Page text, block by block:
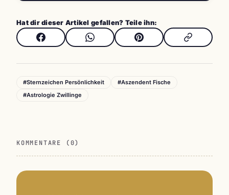
Hat dir dieser Artikel gefallen? Teile ihn:
#Sternzeichen Persönlichkeit
#Aszendent Fische
#Astrologie Zwillinge
KOMMENTARE (0)